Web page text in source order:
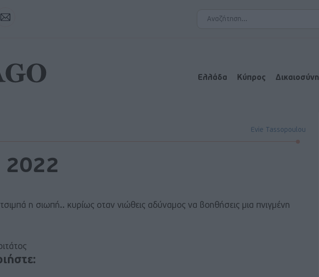
Contact
Ελλάδα Κύπρος Δικαιοσύνη
Evie Tassopoulou
η σιωπή.. κυρίως οταν νιώθεις αδύναμος να βοηθήσεις μια πνιγμένη